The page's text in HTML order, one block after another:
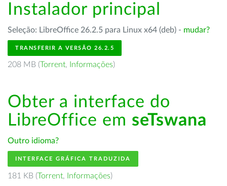
Instalador principal
Seleção: LibreOffice 26.2.5 para Linux x64 (deb) - mudar?
TRANSFERIR A VERSÃO 26.2.5
208 MB (Torrent, Informações)
Obter a interface do
LibreOffice em seTswana
Outro idioma?
INTERFACE GRÁFICA TRADUZIDA
181 KB (Torrent, Informações)